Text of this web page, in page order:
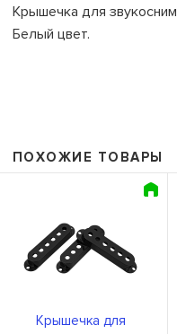
Крышечка для
Белый цвет.
ПОХОЖИЕ ТОВАРЫ
Крышечка для